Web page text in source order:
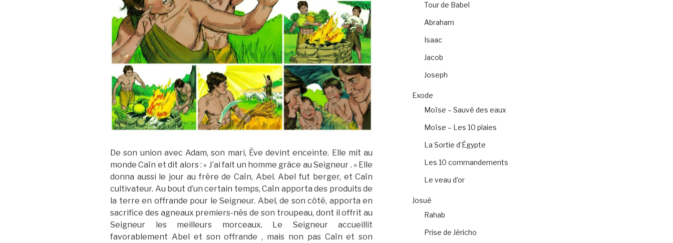
​De son union avec Adam, son mari, Ève devint enceinte. Elle mit au
monde Caïn et dit alors : « J’ai fait un homme grâce au Seigneur . » Elle
donna aussi le jour au frère de Caïn, Abel. Abel fut berger, et Caïn
cultivateur. Au bout d’un certain temps, Caïn apporta des produits de
la terre en offrande pour le Seigneur. Abel, de son côté, apporta en
sacrifice des agneaux premiers-nés de son troupeau, dont il offrit au
Seigneur les meilleurs morceaux. Le Seigneur accueillit
favorablement Abel et son offrande , mais non pas Caïn et son
Tour de Babel
Abraham
Isaac
Jacob
Joseph
Exode
Moïse – Sauvé des eaux
Moïse – Les 10 plaies
La Sortie d’Égypte
Les 10 commandements
Le veau d’or
Josué
Rahab
Prise de Jéricho